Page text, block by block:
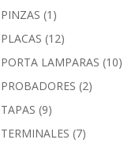
PINZAS (1)
PLACAS (12)
PORTA LAMPARAS (10)
PROBADORES (2)
TAPAS (9)
TERMINALES (7)